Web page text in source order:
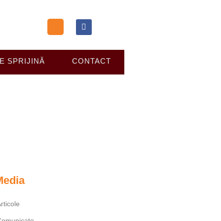
SPRIJINĂ CONTACT